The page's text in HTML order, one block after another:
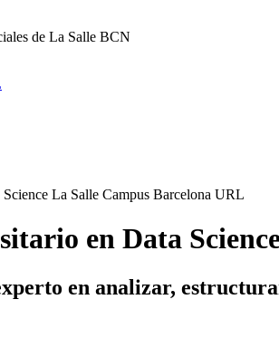
de La Salle BCN
en Data
en analizar,